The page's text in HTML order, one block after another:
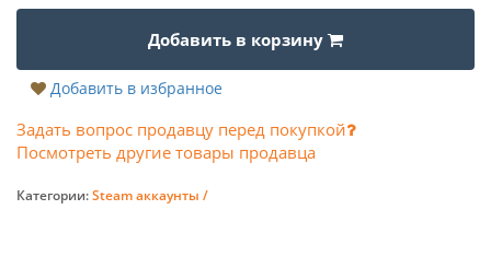
Добавить в корзину
Добавить в избранное
Задать вопрос продавцу перед покупкой
Посмотреть другие товары продавца
Категории:Steam аккаунты /